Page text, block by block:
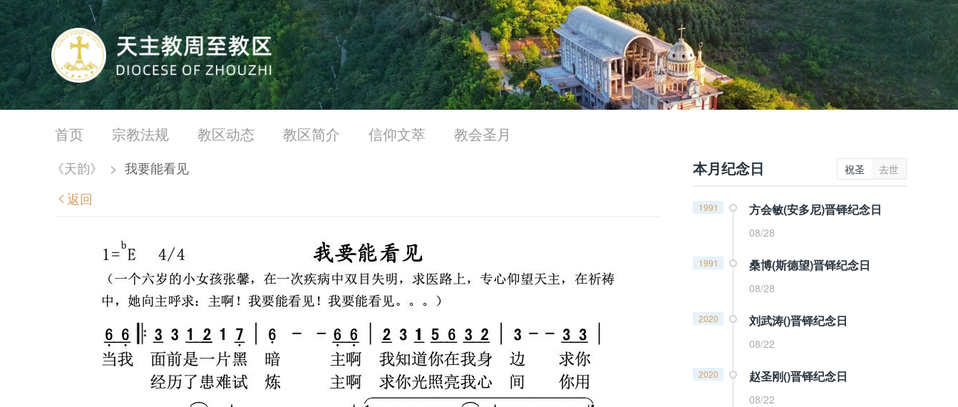
首页 宗教法规 教区动态 教区简介 信仰文萃 教会圣月
《天韵》 > 我要能看见
返回
本月纪念日 祝圣 去世
1991 方会敏(安多尼)晋铎纪念日
08/28
1991 桑博(斯德望)晋铎纪念日
08/28
2020 刘武涛()晋铎纪念日
08/22
2020 赵圣刚()晋铎纪念日
08/22